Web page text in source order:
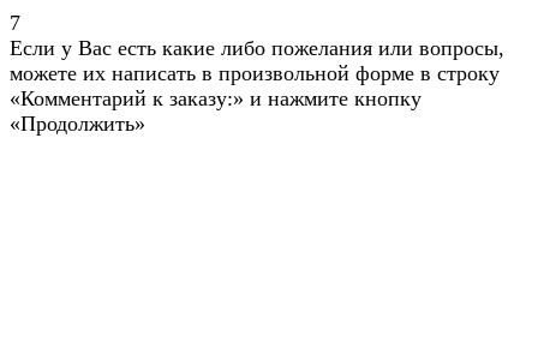
7
Если у Вас есть какие либо пожелания или вопросы,
можете их написать в произвольной форме в строку
«Комментарий к заказу:» и нажмите кнопку
«Продолжить»